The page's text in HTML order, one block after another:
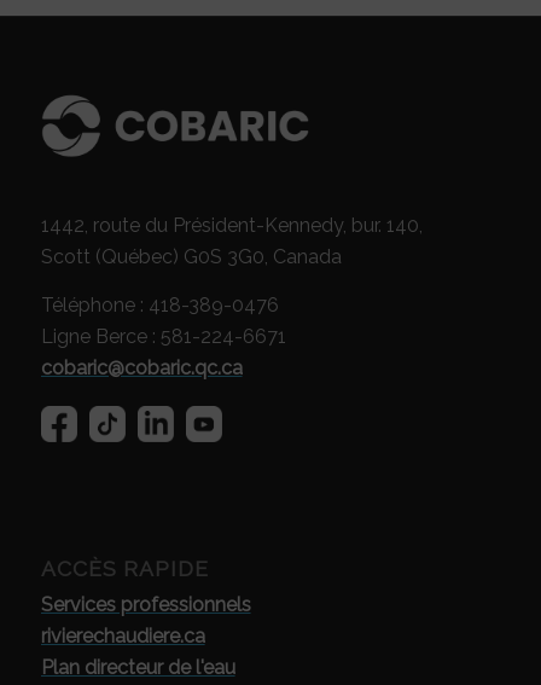
1442, route du Président-Kennedy, bur. 140,
Scott (Québec) G0S 3G0, Canada
Téléphone : 418-389-0476
Ligne Berce : 581-224-6671
cobaric@cobaric.qc.ca
ACCÈS RAPIDE
Services professionnels
rivierechaudiere.ca
Plan directeur de l'eau